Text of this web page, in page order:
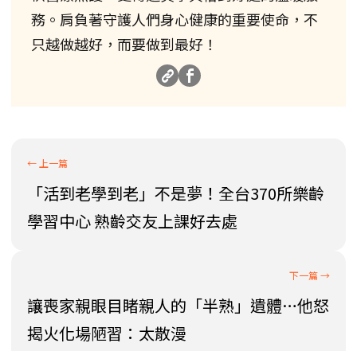
務。肩負著守護人們身心健康的重要使命，不
只越做越好，而要做到最好！
「活到老學到老」不是夢！全台370所樂齡
學習中心 熟齡交友上課好去處
讓喪家親眼目睹親人的「半熟」遺體…他怒
揭火化場陋習：太散漫